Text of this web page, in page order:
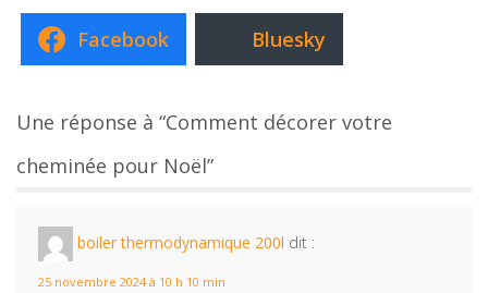
Facebook Bluesky
Une réponse à “Comment décorer votre
cheminée pour Noël”
boiler thermodynamique 200l dit :
25 novembre 2024 à 10 h 10 min